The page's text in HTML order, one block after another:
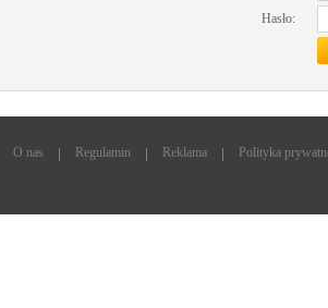
Hasło:
O nas Regulamin Reklama Polityka